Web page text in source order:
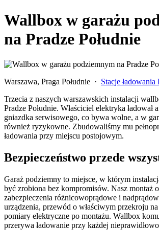
Wallbox w garażu
na Pradze Południe
Warszawa, Praga Południe · Stacje ładowania
Trzecia z naszych warszawskich instalacji
Pradze Południe. Właściciel elektryka ładował
gniazdka serwisowego, co bywa wolne, a w
również ryzykowne. Zbudowaliśmy mu
ładowania przy miejscu postojowym.
Bezpieczeństwo przede
Garaż podziemny to miejsce, w którym
być zrobiona bez kompromisów. Nasz montaż
zabezpieczenia różnicowoprądowe i
urządzenia, przewód o właściwym przekroju na
pomiary elektryczne po montażu. Wallbox
przerywa ładowanie przy każdej